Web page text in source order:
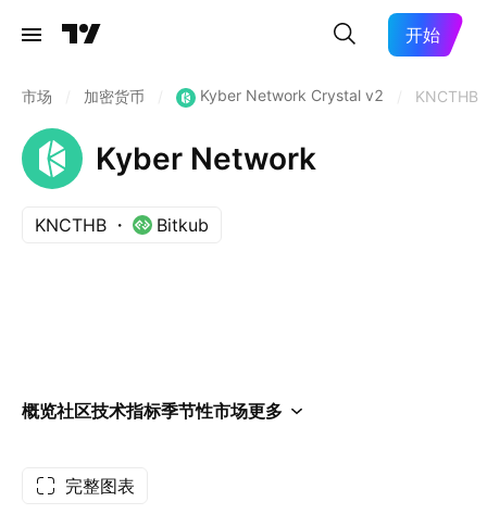
开始
市场 加密货币 Kyber Network Crystal v2 KNCTHB
Kyber Network
KNCTHB Bitkub
概览社区技术指标季节性市场更多
完整图表